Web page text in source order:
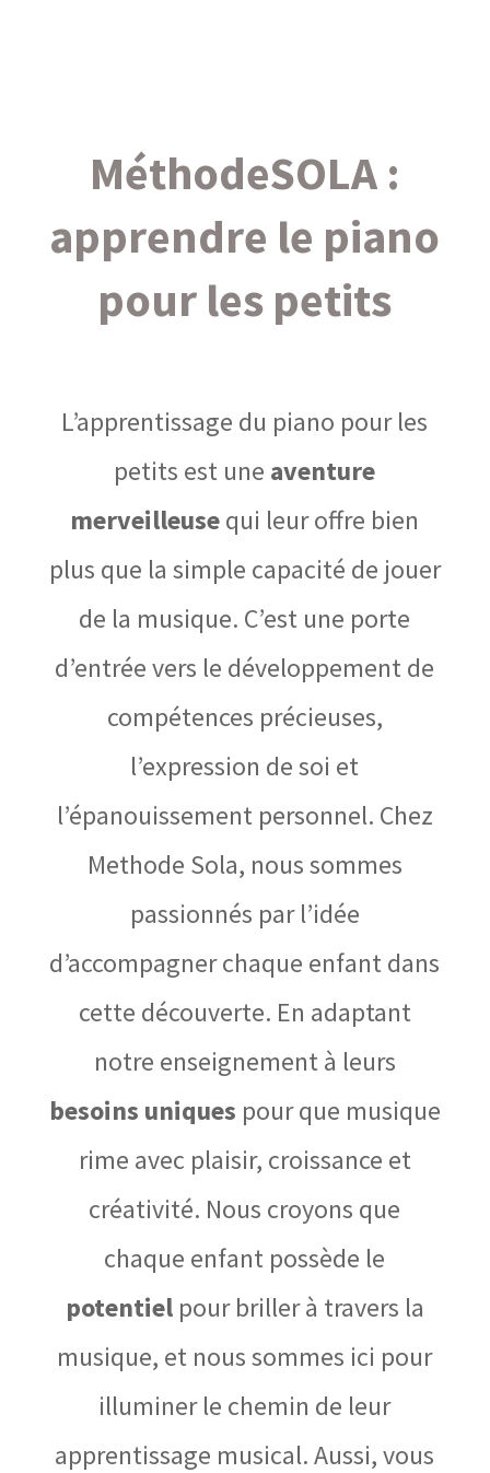
MéthodeSOLA :
apprendre le piano
pour les petits
L’apprentissage du piano pour les
petits est une aventure
merveilleusequi leur offre bien
plus que la simple capacité de jouer
de la musique. C’est une porte
d’entrée vers le développement de
compétences précieuses,
l’expression de soi et
l’épanouissement personnel. Chez
Methode Sola, nous sommes
passionnés par l’idée
d’accompagner chaque enfant dans
cette découverte. En adaptant
notre enseignement à leurs
besoins uniques pour que musique
rime avec plaisir, croissance et
créativité. Nous croyons que
chaque enfant possède le
potentielpour briller à travers la
musique, et nous sommes ici pour
illuminer le chemin de leur
apprentissage musical. Aussi, vous